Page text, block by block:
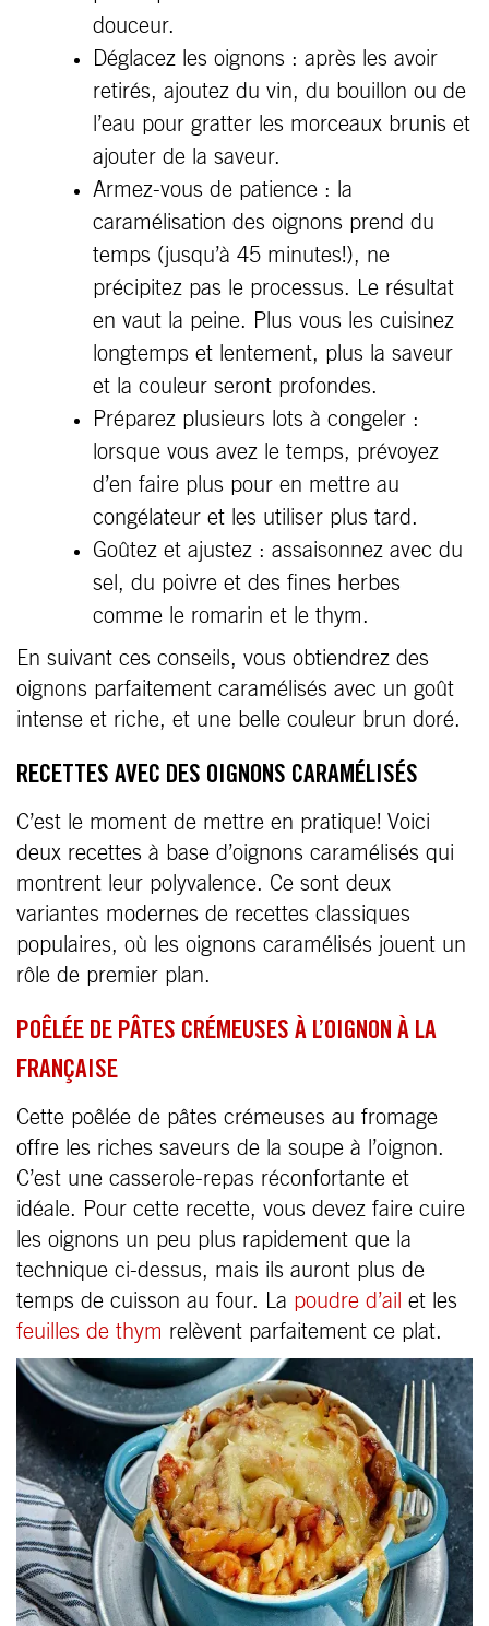
douceur.
Déglacez les oignons : après les avoir
retirés, ajoutez du vin, du bouillon ou de
l’eau pour gratter les morceaux brunis et
ajouter de la saveur.
Armez-vous de patience : la
caramélisation des oignons prend du
temps (jusqu’à 45 minutes!), ne
précipitez pas le processus. Le résultat
en vaut la peine. Plus vous les cuisinez
longtemps et lentement, plus la saveur
et la couleur seront profondes.
Préparez plusieurs lots à congeler :
lorsque vous avez le temps, prévoyez
d’en faire plus pour en mettre au
congélateur et les utiliser plus tard.
Goûtez et ajustez : assaisonnez avec du
sel, du poivre et des fines herbes
comme le romarin et le thym.
En suivant ces conseils, vous obtiendrez des
oignons parfaitement caramélisés avec un goût
intense et riche, et une belle couleur brun doré.
RECETTES AVEC DES OIGNONS CARAMÉLISÉS
C’est le moment de mettre en pratique! Voici
deux recettes à base d’oignons caramélisés qui
montrent leur polyvalence. Ce sont deux
variantes modernes de recettes classiques
populaires, où les oignons caramélisés jouent un
rôle de premier plan.
POÊLÉE DE PÂTES CRÉMEUSES À L’OIGNON À LA
FRANÇAISE
Cette poêlée de pâtes crémeuses au fromage
offre les riches saveurs de la soupe à l’oignon.
C’est une casserole-repas réconfortante et
idéale. Pour cette recette, vous devez faire cuire
les oignons un peu plus rapidement que la
technique ci-dessus, mais ils auront plus de
temps de cuisson au four. La poudre d’ail et les
feuilles de thym relèvent parfaitement ce plat.